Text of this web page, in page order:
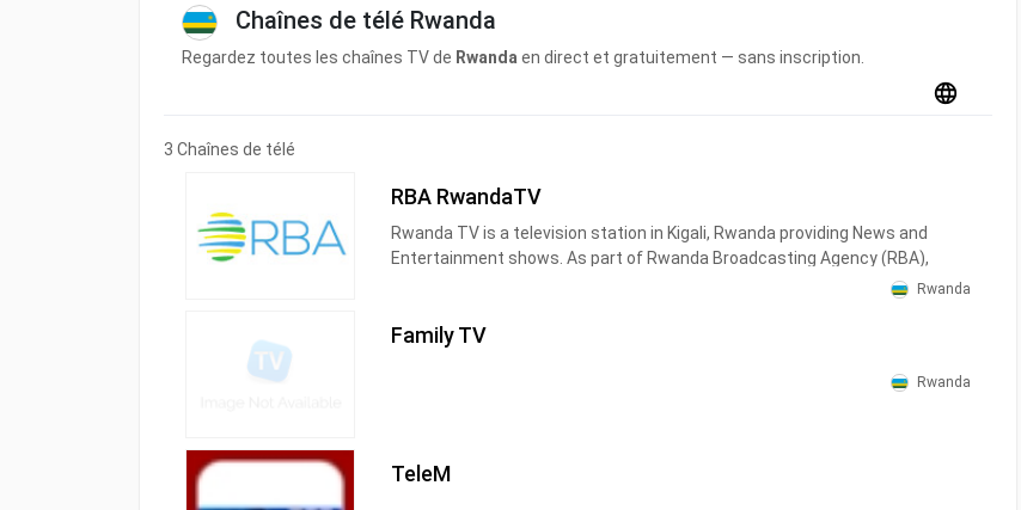
Chaînes de télé Rwanda
Regardez toutes les chaînes TV de Rwanda en direct et gratuitement — sans inscription.
3 Chaînes de télé
RBA RwandaTV
Rwanda TV is a television station in Kigali, Rwanda providing News and
Entertainment shows. As part of Rwanda Broadcasting Agency (RBA),
Rwanda
Family TV
Rwanda
TeleM